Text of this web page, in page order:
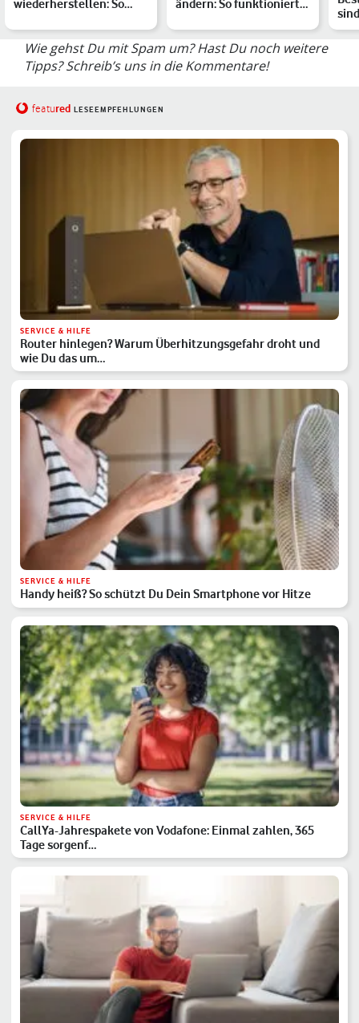
wiederherstellen: So
auf Deine…
ändern: So funktioniert
Wie gehst Du mit Spam um? Hast Du noch weitere
Tipps? Schreib’s uns in die Kommentare!
featured LESEEMPFEHLUNGEN
SERVICE & HILFE
Router hinlegen? Warum Überhitzungsgefahr droht und
wie Du das um…
SERVICE & HILFE
Handy heiß? So schützt Du Dein Smartphone vor Hitze
SERVICE & HILFE
CallYa-Jahrespakete von Vodafone: Einmal zahlen, 365
Tage sorgenf…